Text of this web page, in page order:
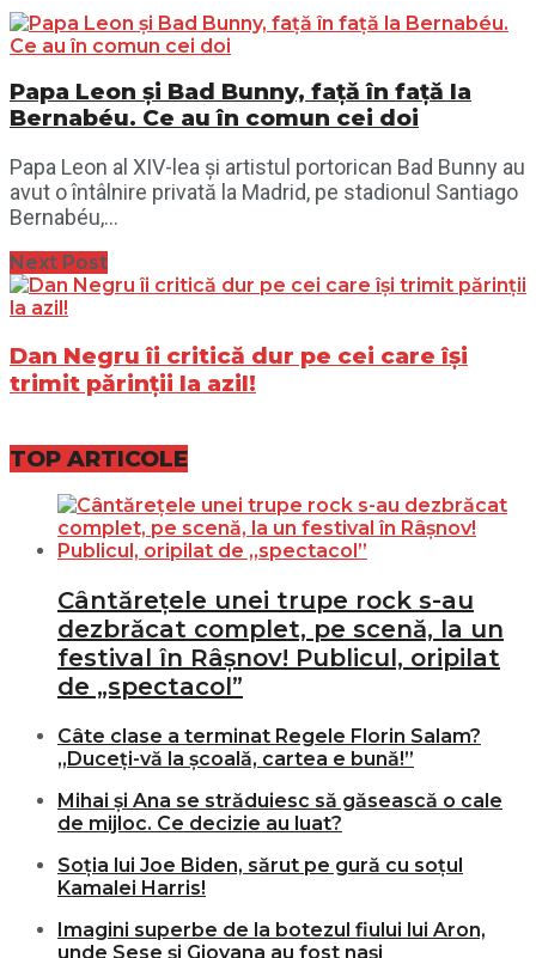
Papa Leon și Bad Bunny, față în față la
Bernabéu. Ce au în comun cei doi
Papa Leon al XIV-lea și artistul portorican Bad Bunny au
avut o întâlnire privată la Madrid, pe stadionul Santiago
Bernabéu,...
Next Post
Dan Negru îi critică dur pe cei care își
trimit părinții la azil!
TOP ARTICOLE
Cântărețele unei trupe rock s-au
dezbrăcat complet, pe scenă, la un
festival în Râșnov! Publicul, oripilat
de „spectacol”
Câte clase a terminat Regele Florin Salam?
„Duceți-vă la școală, cartea e bună!”
Mihai și Ana se străduiesc să găsească o cale
de mijloc. Ce decizie au luat?
Soția lui Joe Biden, sărut pe gură cu soțul
Kamalei Harris!
Imagini superbe de la botezul fiului lui Aron,
unde Sese și Giovana au fost nași